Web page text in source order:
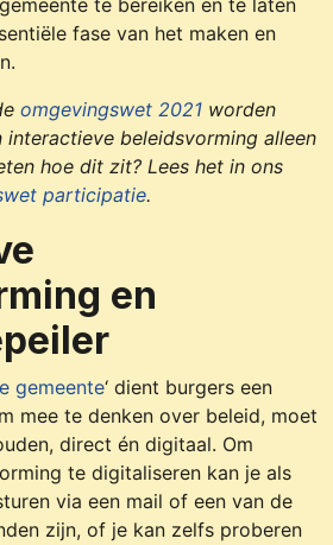
te bereiken en te laten
fase van het maken en
omgevingswet 2021 worden
interactieve beleidsvorming alleen
hoe dit zit? Lees het in ons
participatie.
en
gemeente‘ dient burgers een
mee te denken over beleid, moet
direct én digitaal. Om
te digitaliseren kan je als
via een mail of een van de
zijn, of je kan zelfs proberen